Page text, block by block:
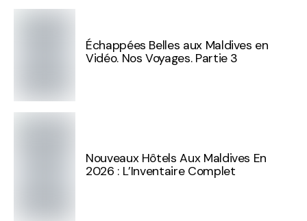
Échappées Belles aux Maldives en
Vidéo. Nos Voyages. Partie 3
Nouveaux Hôtels Aux Maldives En
2026 : L’Inventaire Complet